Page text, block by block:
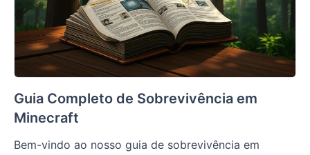
Guia Completo de Sobrevivência em
Minecraft
Bem-vindo ao nosso guia de sobrevivência em